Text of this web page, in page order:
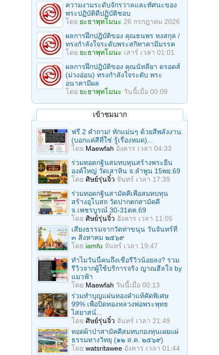
ความงามระดับจักรวาลและทัศนะของ
พระปฏิบัติดีปฏิบัติชอบ
โดย ยะธาพุทโมนะ 26 กรกฎาคม 2026
ผลการฝึกปฎิบัติของ คุณธนพร หงสกุล /
ทรงกำลังใจระดับพระสกิทาคามีมรรค
โดย ยะธาพุทโมนะ เสาร์ เวลา 01:01
ผลการฝึกปฎิบัติของ คุณนัทลียา ดรอดส์
(ม่วงอ่อน) ทรงกำลังใจระดับ พระ
อนาคามีผล
โดย ยะธาพุทโมนะ วันนี้เมื่อ 00:09
เข้าชมมาก
ฟรี 2 คำถาม! ทักแม่นๆ ด้วยสีพลังงาน
(บอกแค่สีที่ใช่ รู้เรื่องหมด)...
โดย Maewfah อังคาร เวลา 04:33
ร่วมทอดกฐินสมทบทุนสร้างพระยืน
องค์ใหญ่ วัดเสาหิน จ.ลําพูน 15พย.69
โดย ศิษย์รุ่นจิ๋ว จันทร์ เวลา 17:39
ร่วมทอดกฐินสามัคคีเพื่อสมทบทุน
สร้างอุโบสถ วัดปากตกสามัคคี
จ.เพชรบูรณ์ 30-31ตค.69
โดย ศิษย์รุ่นจิ๋ว อังคาร เวลา 11:05
เสียงธรรมจากวัดท่าขนุน วันจันทร์ที่
๓ สิงหาคม ๒๕๖๙
โดย iamfu จันทร์ เวลา 19:47
ทำไมวันนี้คนถึงเชื่อรีวิวน้อยลง? รวม
รีวิวจากผู้ใช้บริการจริง ญาณฮีลใจ by
แมวฟ้า
โดย Maewfah วันนี้เมื่อ 00:13
ร่วมทําบุญแผ่นทองคำแท้คัดพิเศษ
99% เพื่อปิดทองหลวงพ่อพระพุทธ
ไสยาสน์...
โดย ศิษย์รุ่นจิ๋ว จันทร์ เวลา 21:49
ทอดผ้าป่าสามัคคีสมทบกองทุนเผยแผ่
ธรรมทางวิทยุ (๑๒ ส.ค. ๒๕๖๙)
โดย watsritawee อังคาร เวลา 01:44